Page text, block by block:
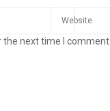
next time I comment.